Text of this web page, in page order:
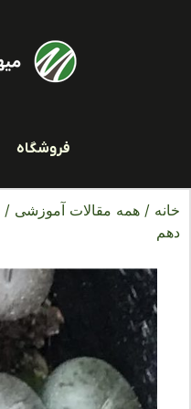
فروشگاه
خانه / همه مقالات آموزشی /
دهم